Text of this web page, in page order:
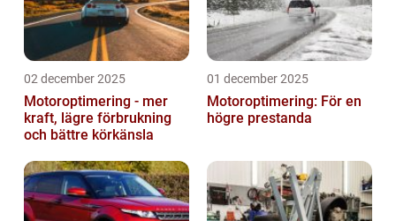
02 december 2025
Motoroptimering - mer
kraft, lägre förbrukning
och bättre körkänsla
01 december 2025
Motoroptimering: För en
högre prestanda